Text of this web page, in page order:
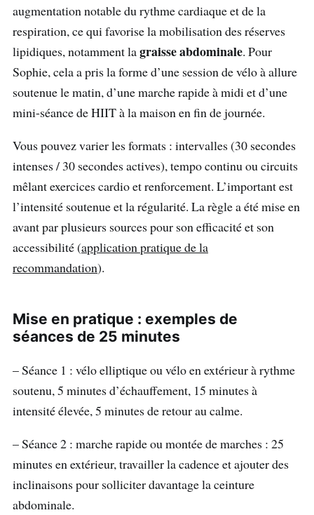
augmentation notable du rythme cardiaque et de la
respiration, ce qui favorise la mobilisation des réserves
lipidiques, notamment lagraisse abdominale. Pour
Sophie, cela a pris la forme d’une session de vélo à allure
soutenue le matin, d’une marche rapide à midi et d’une
mini-séance de HIIT à la maison en fin de journée.
Vous pouvez varier les formats : intervalles (30 secondes
intenses / 30 secondes actives), tempo continu ou circuits
mêlant exercices cardio et renforcement. L’important est
l’intensité soutenue et la régularité. La règle a été mise en
avant par plusieurs sources pour son efficacité et son
accessibilité (application pratique de la
recommandation).
Mise en pratique : exemples de
séances de 25 minutes
– Séance 1 : vélo elliptique ou vélo en extérieur à rythme
soutenu, 5 minutes d’échauffement, 15 minutes à
intensité élevée, 5 minutes de retour au calme.
– Séance 2 : marche rapide ou montée de marches : 25
minutes en extérieur, travailler la cadence et ajouter des
inclinaisons pour solliciter davantage la ceinture
abdominale.